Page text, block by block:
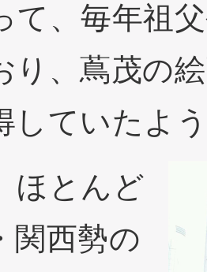
て、毎年祖
り、蔦茂の
していたよ
ほとんど
関西勢の